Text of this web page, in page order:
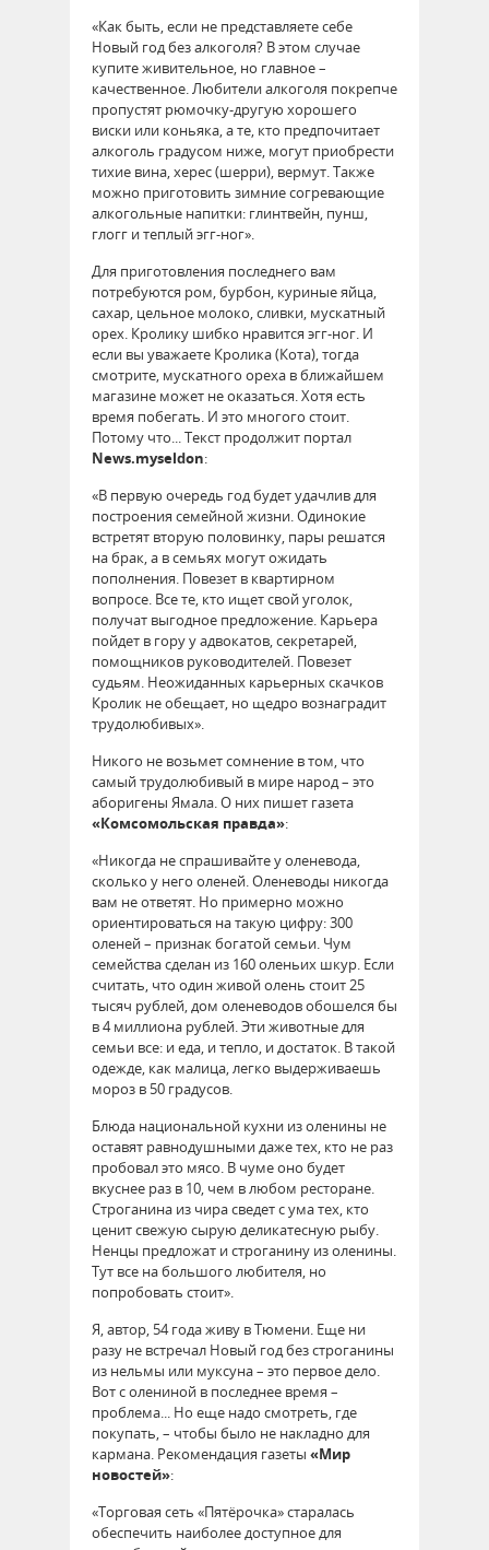
«Как быть, если не представляете себе
Новый год без алкоголя? В этом случае
купите живительное, но главное –
качественное. Любители алкоголя покрепче
пропустят рюмочку-другую хорошего
виски или коньяка, а те, кто предпочитает
алкоголь градусом ниже, могут приобрести
тихие вина, херес (шерри), вермут. Также
можно приготовить зимние согревающие
алкогольные напитки: глинтвейн, пунш,
глогг и теплый эгг-ног».
Для приготовления последнего вам
потребуются ром, бурбон, куриные яйца,
сахар, цельное молоко, сливки, мускатный
орех. Кролику шибко нравится эгг-ног. И
если вы уважаете Кролика (Кота), тогда
смотрите, мускатного ореха в ближайшем
магазине может не оказаться. Хотя есть
время побегать. И это многого стоит.
Потому что... Текст продолжит портал
News.myseldon:
«В первую очередь год будет удачлив для
построения семейной жизни. Одинокие
встретят вторую половинку, пары решатся
на брак, а в семьях могут ожидать
пополнения. Повезет в квартирном
вопросе. Все те, кто ищет свой уголок,
получат выгодное предложение. Карьера
пойдет в гору у адвокатов, секретарей,
помощников руководителей. Повезет
судьям. Неожиданных карьерных скачков
Кролик не обещает, но щедро вознаградит
трудолюбивых».
Никого не возьмет сомнение в том, что
самый трудолюбивый в мире народ – это
аборигены Ямала. О них пишет газета
«Комсомольская правда»:
«Никогда не спрашивайте у оленевода,
сколько у него оленей. Оленеводы никогда
вам не ответят. Но примерно можно
ориентироваться на такую цифру: 300
оленей – признак богатой семьи. Чум
семейства сделан из 160 оленьих шкур. Если
считать, что один живой олень стоит 25
тысяч рублей, дом оленеводов обошелся бы
в 4 миллиона рублей. Эти животные для
семьи все: и еда, и тепло, и достаток. В такой
одежде, как малица, легко выдерживаешь
мороз в 50 градусов.
Блюда национальной кухни из оленины не
оставят равнодушными даже тех, кто не раз
пробовал это мясо. В чуме оно будет
вкуснее раз в 10, чем в любом ресторане.
Строганина из чира сведет с ума тех, кто
ценит свежую сырую деликатесную рыбу.
Ненцы предложат и строганину из оленины.
Тут все на большого любителя, но
попробовать стоит».
Я, автор, 54 года живу в Тюмени. Еще ни
разу не встречал Новый год без строганины
из нельмы или муксуна – это первое дело.
Вот с олениной в последнее время –
проблема... Но еще надо смотреть, где
покупать, – чтобы было не накладно для
кармана. Рекомендация газеты «Мир
новостей»:
«Торговая сеть «Пятёрочка» старалась
обеспечить наиболее доступное для